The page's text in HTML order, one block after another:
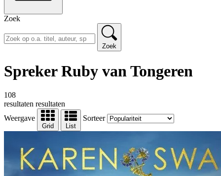
Zoek
Zoek
Spreker Ruby van Tongeren
108
resultaten resultaten
Weergave
Grid List
Sorteer